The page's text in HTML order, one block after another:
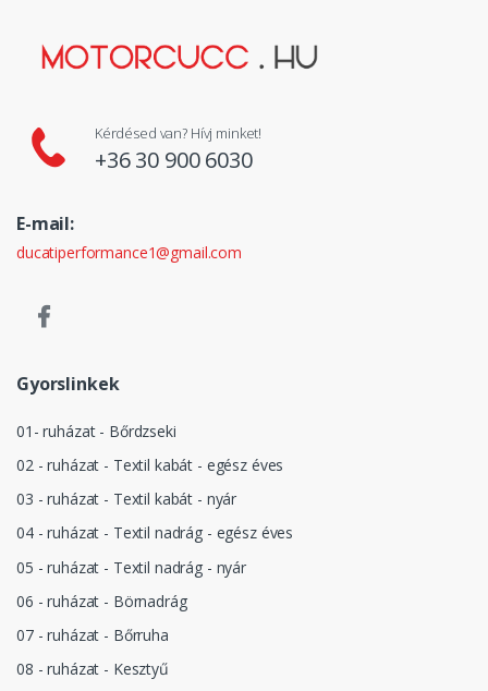
Kérdésed van? Hívj minket!
+36 30 900 6030
E-mail:
ducatiperformance1@gmail.com
Gyorslinkek
01- ruházat - Bőrdzseki
02 - ruházat - Textil kabát - egész éves
03 - ruházat - Textil kabát - nyár
04 - ruházat - Textil nadrág - egész éves
05 - ruházat - Textil nadrág - nyár
06 - ruházat - Börnadrág
07 - ruházat - Bőrruha
08 - ruházat - Kesztyű